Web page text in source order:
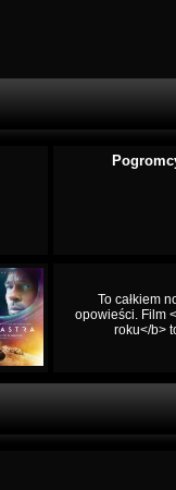
To całkiem
opowieści. Film
roku</b>